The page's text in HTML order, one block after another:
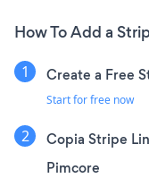
How To Add a
Create a Free
Start for free now
Copia Stripe
Pimcore